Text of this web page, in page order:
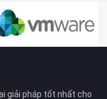
giải pháp tốt nhất cho